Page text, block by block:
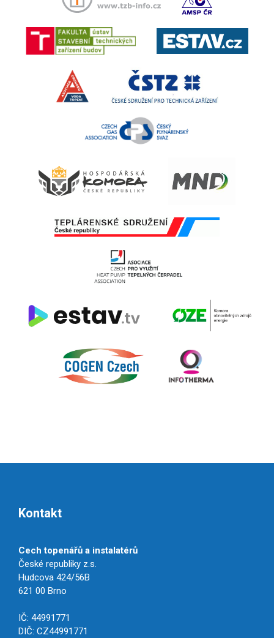
estav.tv
Kontakt
Cech topenářů a instalatérů
České republiky z.s.
Hudcova 424/56B
621 00 Brno
IČ: 44991771
DIČ: CZ44991771